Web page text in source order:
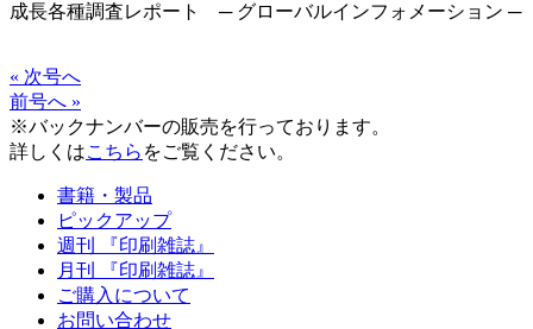
成長各種調査レポート ─ グローバルインフォメーション ─
« 次号へ
前号へ »
※バックナンバーの販売を行っております。
詳しくはこちら をご覧ください。
書籍・製品
ピックアップ
週刊 『印刷雑誌』
月刊 『印刷雑誌』
ご購入について
お問い合わせ